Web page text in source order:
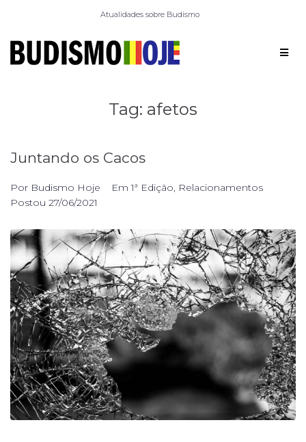
Atualidades sobre Budismo
Tag: afetos
Juntando os Cacos
Por Budismo Hoje Em1ª Edição, Relacionamentos
Postou 27/06/2021